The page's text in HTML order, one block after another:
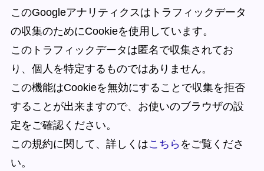
このGoogleアナリティクスはトラフィックデータ
の収集のためにCookieを使用しています。
このトラフィックデータは匿名で収集されてお
り、個人を特定するものではありません。
この機能はCookieを無効にすることで収集を拒否
することが出来ますので、お使いのブラウザの設
定をご確認ください。
この規約に関して、詳しくはこちら をご覧くださ
い。